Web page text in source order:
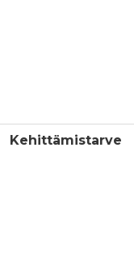
Kehittämistarve